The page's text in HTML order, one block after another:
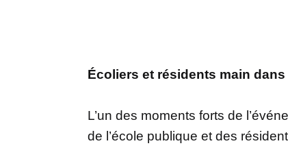
Écoliers et résidents main dans
L’un des moments forts de
de l’école publique et des